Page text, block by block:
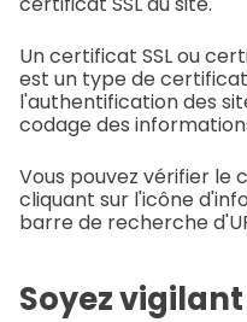
Un certificat SSL ou
est un type de
l'authentification des
codage des
Vous pouvez vérifier le
cliquant sur l'icône
barre de recherche
Soyez